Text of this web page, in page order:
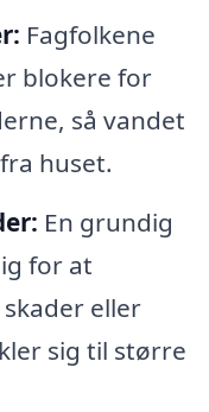
Fagfolkene
blokere for
så vandet
huset.
En grundig
for at
eller
sig til større